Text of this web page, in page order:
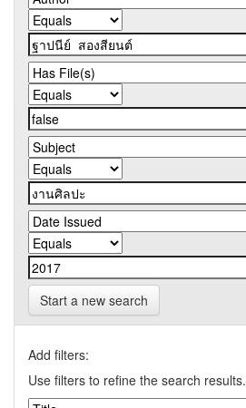
Start a new search
Add filters:
Use filters to refine the search results.